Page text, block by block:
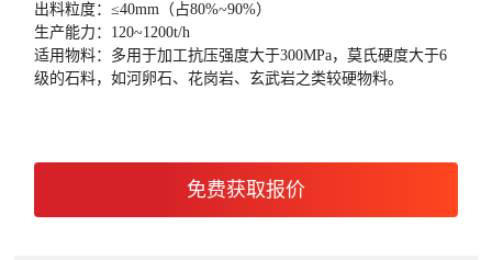
出料粒度：≤40mm（占80%~90%）
生产能力：120~1200t/h
适用物料：多用于加工抗压强度大于300MPa，莫氏硬度大于6
级的石料，如河卵石、花岗岩、玄武岩之类较硬物料。
免费获取报价